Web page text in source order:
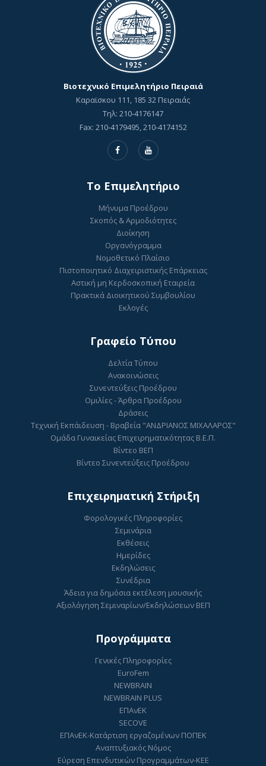
Βιοτεχνικό Επιμελητήριο Πειραιά
Καραϊσκου 111, 185 32 Πειραιάς
Τηλ: 210-4176147
Fax: 210-4179495, 210-4174152
To Επιμελητήριο
Μήνυμα Προέδρου
Σκοπός & Αρμοδιότητες
Διοίκηση
Οργανόγραμμα
Νομοθετικό Πλαίσιο
Πιστοποιητικό Διαχειριστικής Επάρκειας
Αστική μη Κερδοσκοπική Εταιρεία
Πρακτικά Διοικητικού Συμβουλίου
Εκλογές
Γραφείο Τύπου
Δελτία Τύπου
Ανακοινώσεις
Συνεντεύξεις Προέδρου
Ομιλίες - Άρθρα Προέδρου
Δράσεις
Τεχνική Εκπάιδευση - Βραβεία "ΑΝΔΡΙΑΝΟΣ ΜΙΧΑΛΑΡΟΣ"
Ομάδα Γυναικείας Επιχειρηματικότητας Β.Ε.Π.
Βίντεο ΒΕΠ
Βίντεο Συνεντεύξεις Προέδρου
Επιχειρηματική Στήριξη
Φορολογικές Πληροφορίες
Σεμινάρια
Εκθέσεις
Ημερίδες
Εκδηλώσεις
Συνέδρια
Άδεια για δημόσια εκτέλεση μουσικής
Αξιολόγηση Σεμιναρίων/Εκδηλώσεων ΒΕΠ
Προγράμματα
Γενικές Πληροφορίες
EuroFem
NEWBRAIN
NEWBRAIN PLUS
ΕΠΑνΕΚ
SECOVE
ΕΠΑνΕΚ-Κατάρτιση εργαζομένων ΠΟΠΕΚ
Αναπτυξιακός Νόμος
Εύρεση Επενδυτικών Προγραμμάτων-ΚΕΕ